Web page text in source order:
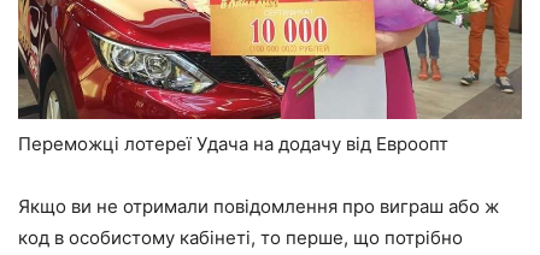
Переможці лотереї Удача на додачу від Евроопт
Якщо ви не отримали повідомлення про виграш або ж
код в особистому кабінеті, то перше, що потрібно